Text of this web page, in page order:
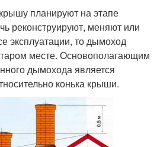
планируют на этапе
реконструируют, меняют или
эксплуатации, то дымоход
месте. Основополагающим
дымохода является
конька крыши.